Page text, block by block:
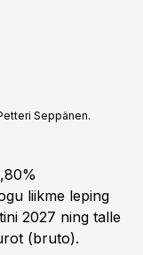
Seppänen.
liikme leping
2027 ning talle
(bruto).